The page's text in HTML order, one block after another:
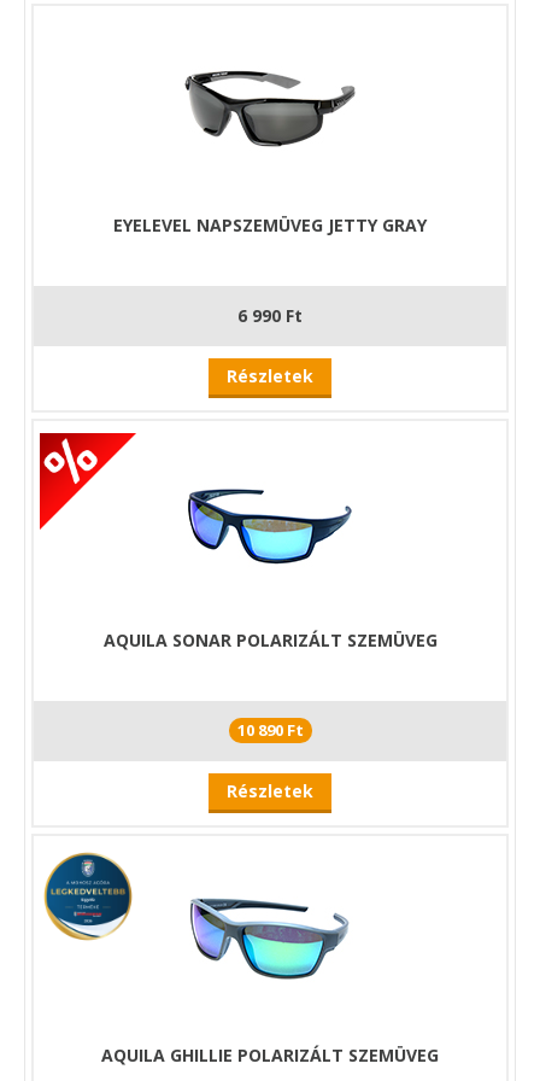
sportos, modern dizájn
EYELEVEL NAPSZEMÜVEG JETTY GRAY
6 990 Ft
Részletek
AQUILA SONAR POLARIZÁLT SZEMÜVEG
10 890 Ft
Részletek
AQUILA GHILLIE POLARIZÁLT SZEMÜVEG